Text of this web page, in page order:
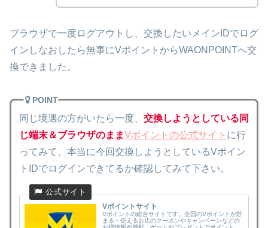
ブラウザで一度ログアウトし、交換したいメインIDでログ
インしなおしたら無事にVポイントからWAONPOINTへ交
換できました。
POINT
同じ境遇の方がいたら一度、 交換しようとしている同
じ端末＆ブラウザのままVポイントの公式サイト に行
ってみて、本当に今回交換しようとしているVポイン
トIDでログインできてるか確認してみて下さい。
Vポイントサイト
Vポイントの総合サイトです。全国のVポイントが貯
まる・使えるお店のクーポンやキャンペーンなどの